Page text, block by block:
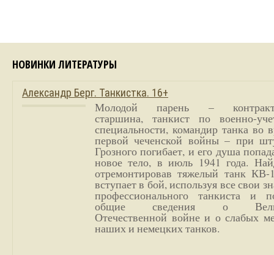
НОВИНКИ ЛИТЕРАТУРЫ
Александр Берг. Танкистка. 16+
Молодой парень –
старшина, танкист по военно-
специальности, командир танка во
первой чеченской войны – при
Грозного погибает, и его душа
новое тело, в июль 1941 года.
отремонтировав тяжелый танк
вступает в бой, используя все свои
профессионального танкиста и
общие сведения о
Отечественной войне и о слабых
наших и немецких танков.